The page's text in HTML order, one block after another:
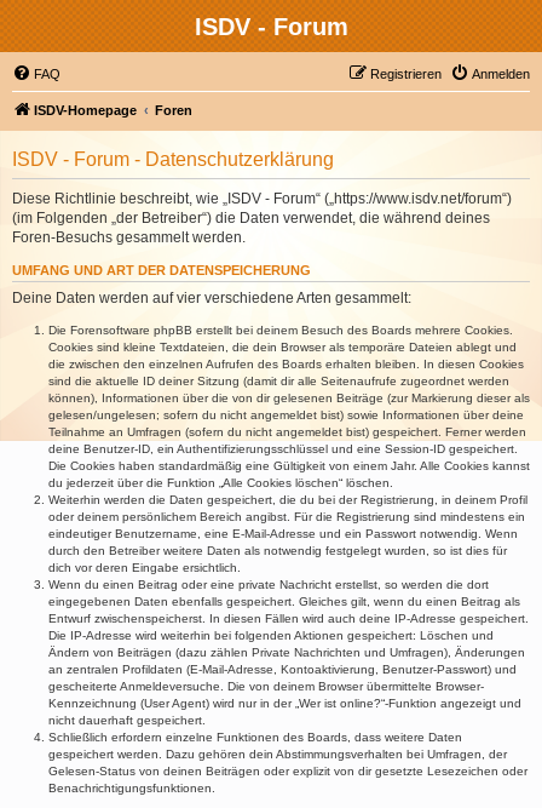
ISDV - Forum
FAQ Anmelden
Registrieren
ISDV-Homepage Foren
ISDV - Forum - Datenschutzerklärung
Diese Richtlinie beschreibt, wie „ISDV - Forum“ („https://www.isdv.net/forum“)
(im Folgenden „der Betreiber“) die Daten verwendet, die während deines
Foren-Besuchs gesammelt werden.
UMFANG UND ART DER DATENSPEICHERUNG
Deine Daten werden auf vier verschiedene Arten gesammelt:
Die Forensoftware phpBB erstellt bei deinem Besuch des Boards mehrere Cookies.
Cookies sind kleine Textdateien, die dein Browser als temporäre Dateien ablegt und
die zwischen den einzelnen Aufrufen des Boards erhalten bleiben. In diesen Cookies
sind die aktuelle ID deiner Sitzung (damit dir alle Seitenaufrufe zugeordnet werden
können), Informationen über die von dir gelesenen Beiträge (zur Markierung dieser als
gelesen/ungelesen; sofern du nicht angemeldet bist) sowie Informationen über deine
Teilnahme an Umfragen (sofern du nicht angemeldet bist) gespeichert. Ferner werden
deine Benutzer-ID, ein Authentifizierungsschlüssel und eine Session-ID gespeichert.
Die Cookies haben standardmäßig eine Gültigkeit von einem Jahr. Alle Cookies kannst
du jederzeit über die Funktion „Alle Cookies löschen“ löschen.
Weiterhin werden die Daten gespeichert, die du bei der Registrierung, in deinem Profil
oder deinem persönlichem Bereich angibst. Für die Registrierung sind mindestens ein
eindeutiger Benutzername, eine E-Mail-Adresse und ein Passwort notwendig. Wenn
durch den Betreiber weitere Daten als notwendig festgelegt wurden, so ist dies für
dich vor deren Eingabe ersichtlich.
Wenn du einen Beitrag oder eine private Nachricht erstellst, so werden die dort
eingegebenen Daten ebenfalls gespeichert. Gleiches gilt, wenn du einen Beitrag als
Entwurf zwischenspeicherst. In diesen Fällen wird auch deine IP-Adresse gespeichert.
Die IP-Adresse wird weiterhin bei folgenden Aktionen gespeichert: Löschen und
Ändern von Beiträgen (dazu zählen Private Nachrichten und Umfragen), Änderungen
an zentralen Profildaten (E-Mail-Adresse, Kontoaktivierung, Benutzer-Passwort) und
gescheiterte Anmeldeversuche. Die von deinem Browser übermittelte Browser-
Kennzeichnung (User Agent) wird nur in der „Wer ist online?“-Funktion angezeigt und
nicht dauerhaft gespeichert.
Schließlich erfordern einzelne Funktionen des Boards, dass weitere Daten
gespeichert werden. Dazu gehören dein Abstimmungsverhalten bei Umfragen, der
Gelesen-Status von deinen Beiträgen oder explizit von dir gesetzte Lesezeichen oder
Benachrichtigungsfunktionen.